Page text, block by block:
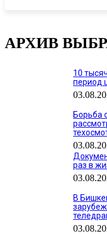
АРХИВ
10
период
Борьба
раз в
В